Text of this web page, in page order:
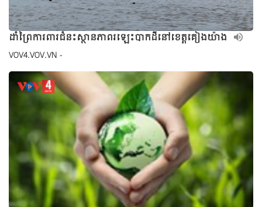
ដាំព្រៃការពារជំនះស្ថានភាពរឡេះបាកដីនៅខេត្តគៀងយ៉ាង
VOV4.VOV.VN -